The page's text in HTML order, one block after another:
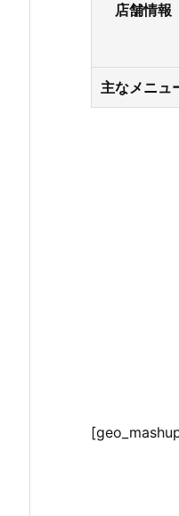
店舗情報
主なメニュ